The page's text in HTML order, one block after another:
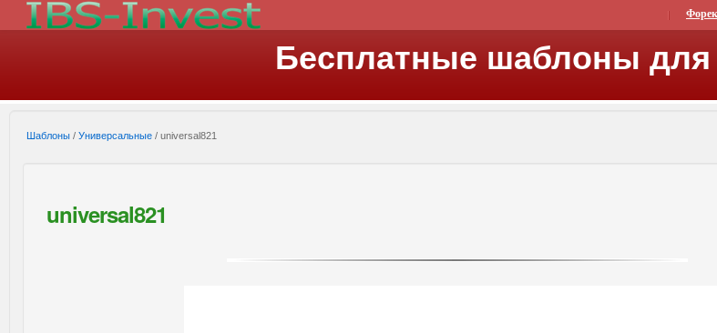
Бесплатные шаблоны для
Шаблоны / Универсальные / universal821
universal821